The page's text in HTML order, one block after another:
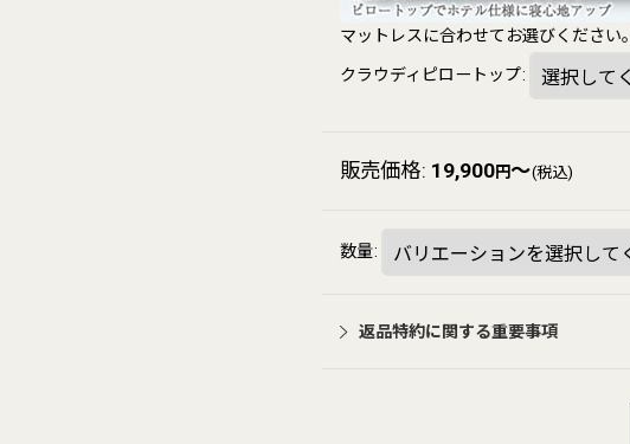
マットレスに合わせてお選びください。
クラウディピロートップ:
販売価格: 19,900円～(税込)
数量:
返品特約に関する重要事項